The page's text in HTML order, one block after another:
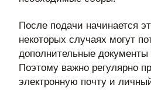
После подачи начинается
некоторых случаях могут
дополнительные документы
Поэтому важно регулярно
электронную почту и